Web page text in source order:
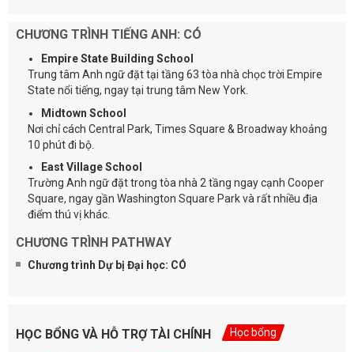
CHƯƠNG TRÌNH TIẾNG ANH: CÓ
Empire State Building School
Trung tâm Anh ngữ đặt tại tầng 63 tòa nhà chọc trời Empire
State nổi tiếng, ngay tại trung tâm New York.
Midtown School
Nơi chỉ cách Central Park, Times Square & Broadway khoảng
10 phút đi bộ.
East Village School
Trường Anh ngữ đặt trong tòa nhà 2 tầng ngay cạnh Cooper
Square, ngay gần Washington Square Park và rất nhiều địa
điểm thú vị khác.
CHƯƠNG TRÌNH PATHWAY
Chương trình Dự bị Đại học: CÓ
HỌC BỔNG VÀ HỖ TRỢ TÀI CHÍNH Học bổng